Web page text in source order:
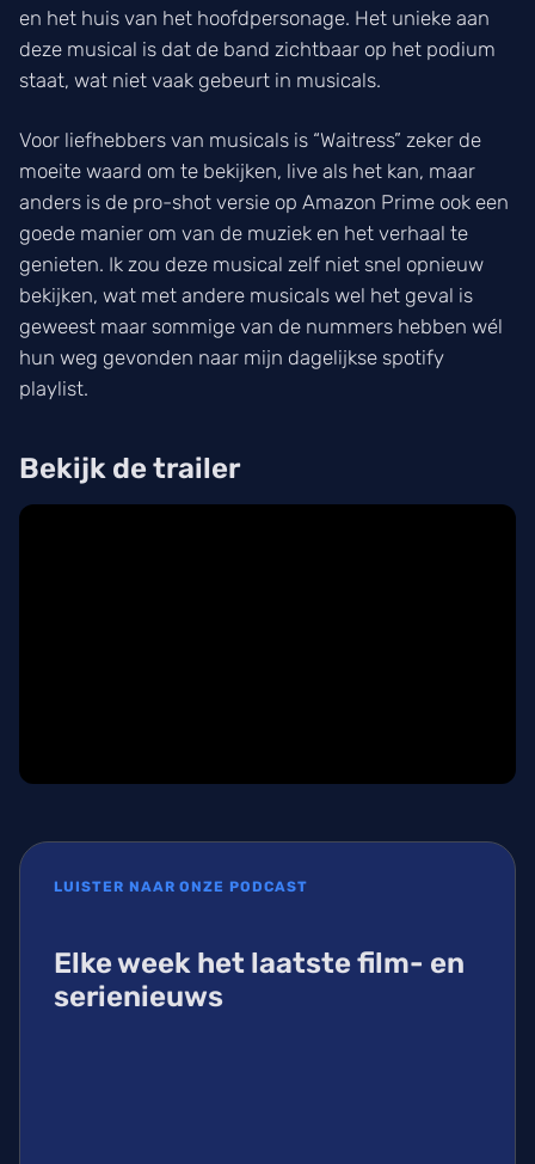
en het huis van het hoofdpersonage. Het unieke aan
deze musical is dat de band zichtbaar op het podium
staat, wat niet vaak gebeurt in musicals.
Voor liefhebbers van musicals is “Waitress” zeker de
moeite waard om te bekijken, live als het kan, maar
anders is de pro-shot versie op Amazon Prime ook een
goede manier om van de muziek en het verhaal te
genieten. Ik zou deze musical zelf niet snel opnieuw
bekijken, wat met andere musicals wel het geval is
geweest maar sommige van de nummers hebben wél
hun weg gevonden naar mijn dagelijkse spotify
playlist.
Bekijk de trailer
LUISTER NAAR ONZE PODCAST
Elke week het laatste film- en
serienieuws